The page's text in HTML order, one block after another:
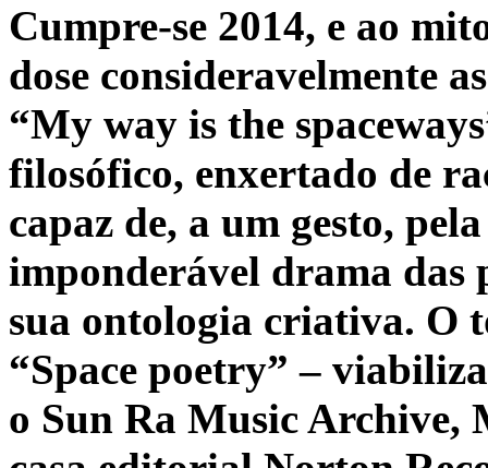
Cumpre-se 2014, e ao
dose consideravelmente
“My way is the
filosófico, enxertado de
capaz de, a um gesto,
imponderável drama das
sua ontologia criativa. O
“Space poetry” –
o Sun Ra Music Archive,